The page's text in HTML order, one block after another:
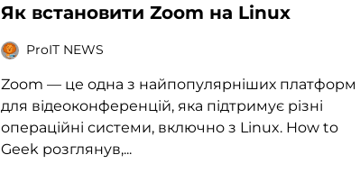
Як встановити Zoom на Linux
ProIT NEWS
Zoom — це одна з найпопулярніших платформ
для відеоконференцій, яка підтримує різні
операційні системи, включно з Linux. How to
Geek розглянув,...